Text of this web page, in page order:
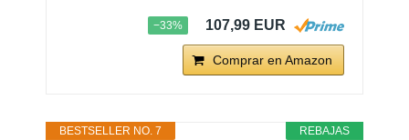
−33% 107,99 EUR
Comprar en Amazon
REBAJAS
BESTSELLER NO. 7